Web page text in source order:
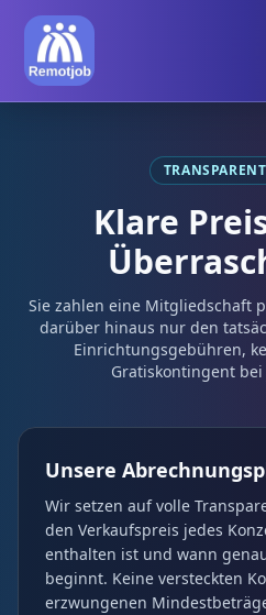
Klare
Sie zahlen eine Mitgliedschaft
darüber hinaus nur den
Einrichtungsgebühren,
Gratiskontingent
Unsere
Wir setzen auf volle
den Verkaufspreis jedes
enthalten ist und wann
beginnt. Keine versteckten
erzwungenen